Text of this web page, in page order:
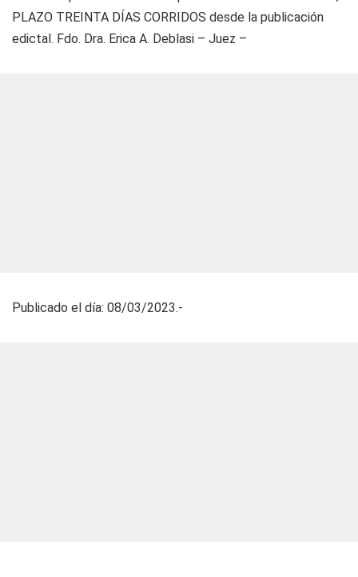
PLAZO TREINTA DÍAS CORRIDOS desde la publicación
edictal. Fdo. Dra. Erica A. Deblasi – Juez –
Publicado el día: 08/03/2023.-